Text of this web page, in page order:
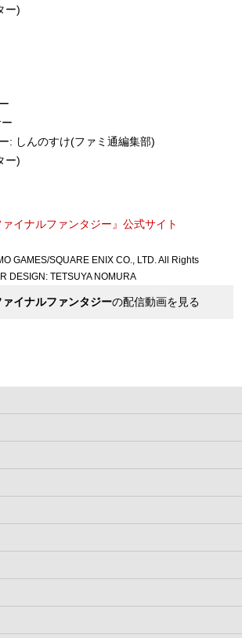
ー)
: しんのすけ(ファミ通編集部)
ー)
ァイナルファンタジー』公式サイト
GAMES/SQUARE ENIX CO., LTD. All Rights
DESIGN: TETSUYA NOMURA
イナルファンタジーの配信動画を見る